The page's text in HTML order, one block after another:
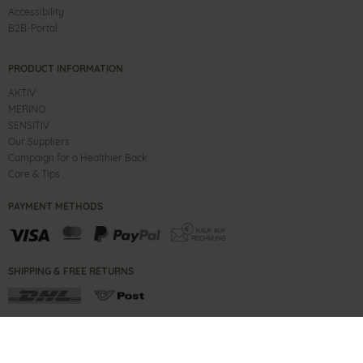
Accessibility
B2B-Portal
PRODUCT INFORMATION
AKTIV
MERINO
SENSITIV
Our Suppliers
Campaign for a Healthier Back
Care & Tips
PAYMENT METHODS
SHIPPING & FREE RETURNS